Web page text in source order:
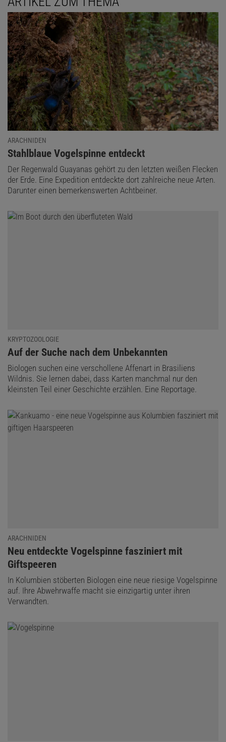
Das könnte Sie auch interessieren:
Spinnen – Leben am seidenen Faden
Diesen Artikel empfehlen:
ARACHNIDEN
:
Stahlblaue Vogelspinne entdeckt
Der Regenwald Guayanas gehört zu den letzten weißen Flecken
der Erde. Eine Expedition entdeckte dort zahlreiche neue Arten.
Darunter einen bemerkenswerten Achtbeiner.
KRYPTOZOOLOGIE
:
Auf der Suche nach dem Unbekannten
Biologen suchen eine verschollene Affenart in Brasiliens
Wildnis. Sie lernen dabei, dass Karten manchmal nur den
kleinsten Teil einer Geschichte erzählen. Eine Reportage.
ARACHNIDEN
:Neu entdeckte Vogelspinne fasziniert mit
Giftspeeren
In Kolumbien stöberten Biologen eine neue riesige Vogelspinne
auf. Ihre Abwehrwaffe macht sie einzigartig unter ihren
Verwandten.